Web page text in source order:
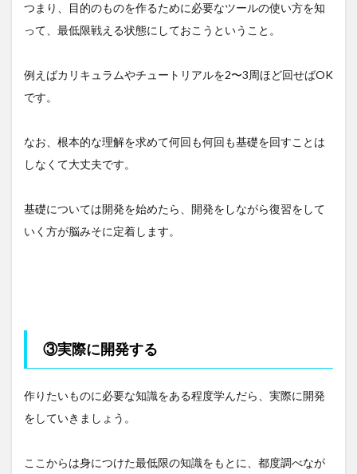
つまり、目的のものを作るために必要なツールの使い方を知
って、最低限戦える状態にしておこうということ。
例えばカリキュラムやチュートリアルを2〜3周ほど回せばOK
です。
なお、根本的な理解を求めて何回も何回も基礎を回すことは
しなくて大丈夫です。
基礎については開発を始めたら、開発をしながら復習をして
いく方が脳みそに定着します。
③実際に開発する
作りたいものに必要な知識をある程度学んだら、実際に開発
をしていきましょう。
ここからは身につけた最低限の知識をもとに、都度調べなが